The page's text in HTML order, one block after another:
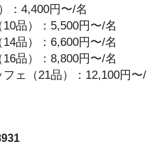
：4,400円〜/名
品）：5,500円〜/名
品）：6,600円〜/名
品）：8,800円〜/名
ェ（21品）：12,100円〜/